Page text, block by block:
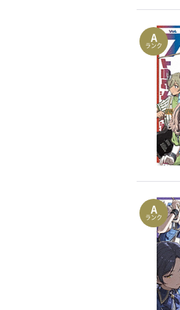
ニンテンドー
ニンテンドー
ゲームキュー
ニンテンドー
スーパーファ
ファミコンソ
ゲームボーイ
ゲームボーイ
PlayStationソ
A
ランク
A
ランク